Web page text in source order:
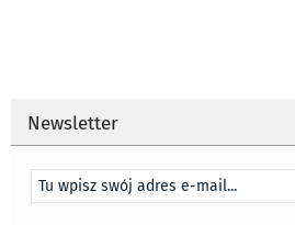
Newsletter